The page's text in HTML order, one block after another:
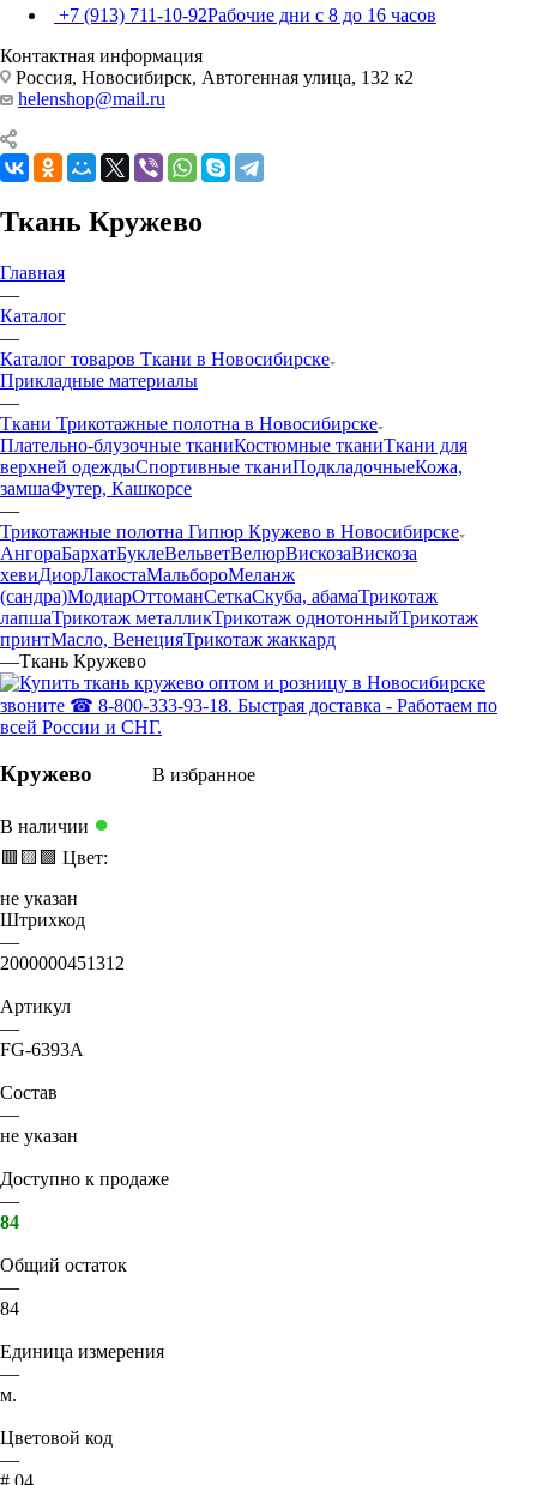
+7 (913) 711-10-92Рабочие дни с 8 до 16 часов
Контактная информация
Россия, Новосибирск, Автогенная улица, 132 к2
helenshop@mail.ru
Ткань Кружево
Главная
—
Каталог
—
Каталог товаров Ткани в Новосибирске
Прикладные материалы
—
Ткани Трикотажные полотна в Новосибирске
Плательно-блузочные тканиКостюмные тканиТкани для
верхней одеждыСпортивные тканиПодкладочныеКожа,
замшаФутер, Кашкорсе
—
Трикотажные полотна Гипюр Кружево в Новосибирске
АнгораБархатБуклеВельветВелюрВискозаВискоза
хевиДиорЛакостаМальбороМеланж
(сандра)МодиарОттоманСеткаСкуба, абамаТрикотаж
лапшаТрикотаж металликТрикотаж однотонныйТрикотаж
принтМасло, ВенецияТрикотаж жаккард
—Ткань Кружево
Кружево В избранное
В наличии ●
🟥 🟨 🟩 Цвет:
не указан
Штрихкод
—
2000000451312
Артикул
—
FG-6393А
Состав
—
не указан
Доступно к продаже
—
84
Общий остаток
—
84
Единица измерения
—
м.
Цветовой код
—